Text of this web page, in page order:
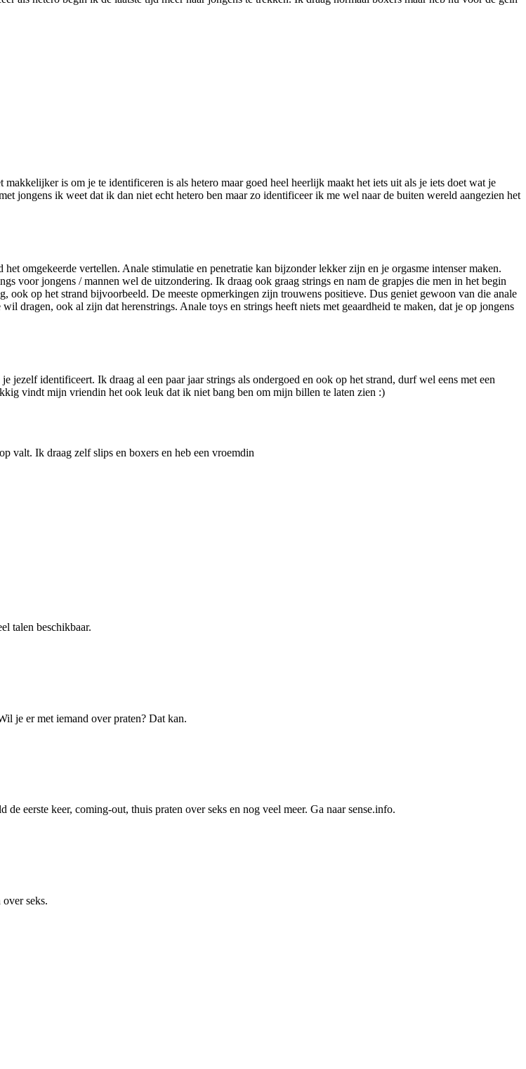
is om je te identificeren is als hetero maar goed heel heerlijk maakt het iets uit als je iets doet wat je
jongens ik weet dat ik dan niet echt hetero ben maar zo identificeer ik me wel naar de buiten wereld aangezien het
omgekeerde vertellen. Anale stimulatie en penetratie kan bijzonder lekker zijn en je orgasme intenser maken.
voor jongens / mannen wel de uitzondering. Ik draag ook graag strings en nam de grapjes die men in het begin
op het strand bijvoorbeeld. De meeste opmerkingen zijn trouwens positieve. Dus geniet gewoon van die anale
dragen, ook al zijn dat herenstrings. Anale toys en strings heeft niets met geaardheid te maken, dat je op jongens
jezelf identificeert. Ik draag al een paar jaar strings als ondergoed en ook op het strand, durf wel eens met een
vindt mijn vriendin het ook leuk dat ik niet bang ben om mijn billen te laten zien :)
valt. Ik draag zelf slips en boxers en heb een vroemdin
talen beschikbaar.
je er met iemand over praten? Dat kan.
eerste keer, coming-out, thuis praten over seks en nog veel meer. Ga naar sense.info.
seks.